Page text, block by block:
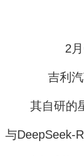
2
吉利
其自研的
与DeepSeek-